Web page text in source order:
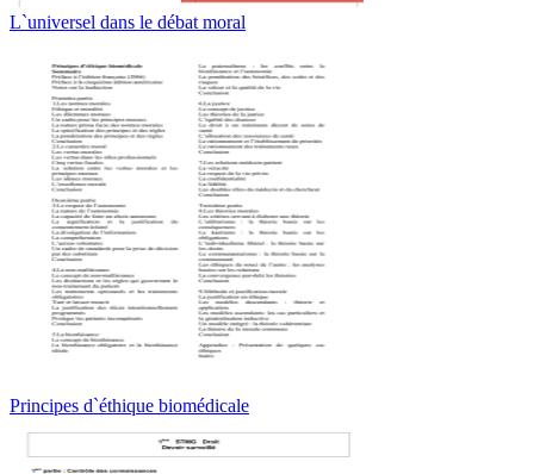
L`universel dans le débat moral
Principes d`éthique biomédicale